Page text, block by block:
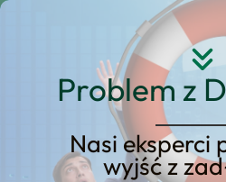
Problem z
Nasi eksperci
wyjść z
Przejdź